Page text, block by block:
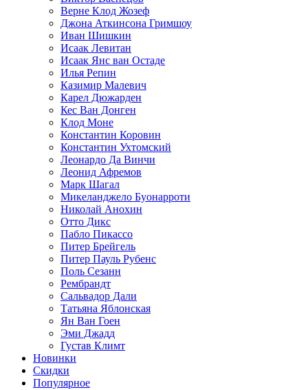
Верне Клод Жозеф
Джона Аткинсона Гримшоу
Иван Шишкин
Исаак Левитан
Исаак Янс ван Остаде
Илья Репин
Казимир Малевич
Карел Дюжарден
Кес Ван Донген
Клод Моне
Константин Коровин
Константин Ухтомский
Леонардо Да Винчи
Леонид Афремов
Марк Шагал
Микеланджело Буонарроти
Николай Анохин
Отто Дикс
Пабло Пикассо
Питер Брейгель
Питер Пауль Рубенс
Поль Сезанн
Рембрандт
Сальвадор Дали
Татьяна Яблонская
Ян Ван Гоен
Эми Джадд
Густав Климт
Новинки
Скидки
Популярное